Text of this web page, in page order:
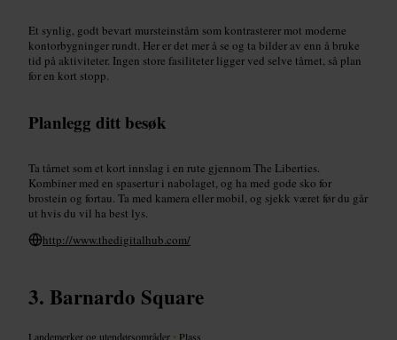
Et synlig, godt bevart mursteinstårn som kontrasterer mot moderne
kontorbygninger rundt. Her er det mer å se og ta bilder av enn å bruke
tid på aktiviteter. Ingen store fasiliteter ligger ved selve tårnet, så plan
for en kort stopp.
Planlegg ditt besøk
Ta tårnet som et kort innslag i en rute gjennom The Liberties.
Kombiner med en spasertur i nabolaget, og ha med gode sko for
brostein og fortau. Ta med kamera eller mobil, og sjekk været før du går
ut hvis du vil ha best lys.
http://www.thedigitalhub.com/
Barnardo Square
Landemerker og utendørsområder • Plass